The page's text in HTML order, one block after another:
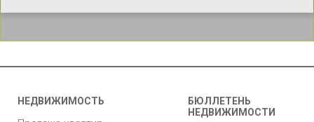
НЕДВИЖИМОСТЬ
БЮЛЛЕТЕНЬ
НЕДВИЖИМОСТИ